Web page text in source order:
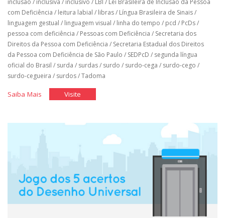
inclusão / inclusiva / inclusivo / LBI / Lei Brasileira de Inclusão da Pessoa
com Deficiência / leitura labial / libras/ Língua Brasileira de Sinais/
linguagem gestual / linguagem visual / linha do tempo / pcd / PcDs/
pessoa com deficiência / Pessoas com Deficiência / Secretaria dos
Direitos da Pessoa com Deficiência / Secretaria Estadual dos Direitos
da Pessoa com Deficiência de São Paulo / SEDPcD / segunda língua
oficial do Brasil / surda / surdas/ surdo / surdo-cega / surdo-cego /
surdo-cegueira / surdos/Tadoma
Saiba Mais"A
Visite"A